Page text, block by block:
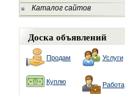
Каталог сайтов
Доска объявлений
Продам Услуги
Куплю Работа